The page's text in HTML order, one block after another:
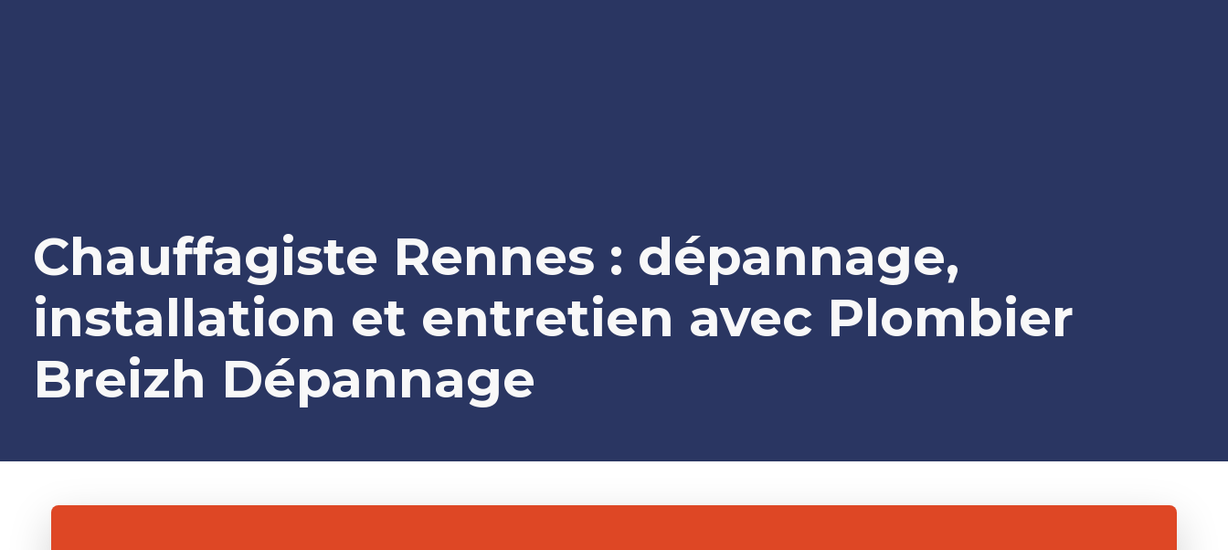
Chauffagiste Rennes : dépannage,
installation et entretien avec Plombier
Breizh Dépannage